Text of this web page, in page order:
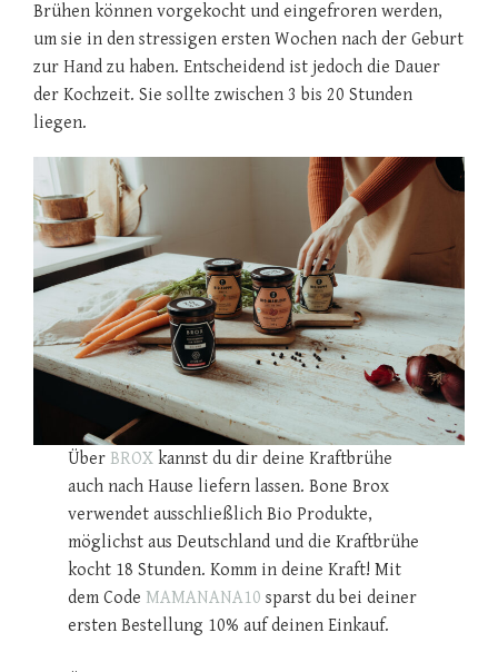
Brühen können vorgekocht und eingefroren werden,
um sie in den stressigen ersten Wochen nach der Geburt
zur Hand zu haben. Entscheidend ist jedoch die Dauer
der Kochzeit. Sie sollte zwischen 3 bis 20 Stunden
liegen.
Über BROX kannst du dir deine Kraftbrühe
auch nach Hause liefern lassen. Bone Brox
verwendet ausschließlich Bio Produkte,
möglichst aus Deutschland und die Kraftbrühe
kocht 18 Stunden. Komm in deine Kraft! Mit
dem Code MAMANANA10 sparst du bei deiner
ersten Bestellung 10% auf deinen Einkauf.